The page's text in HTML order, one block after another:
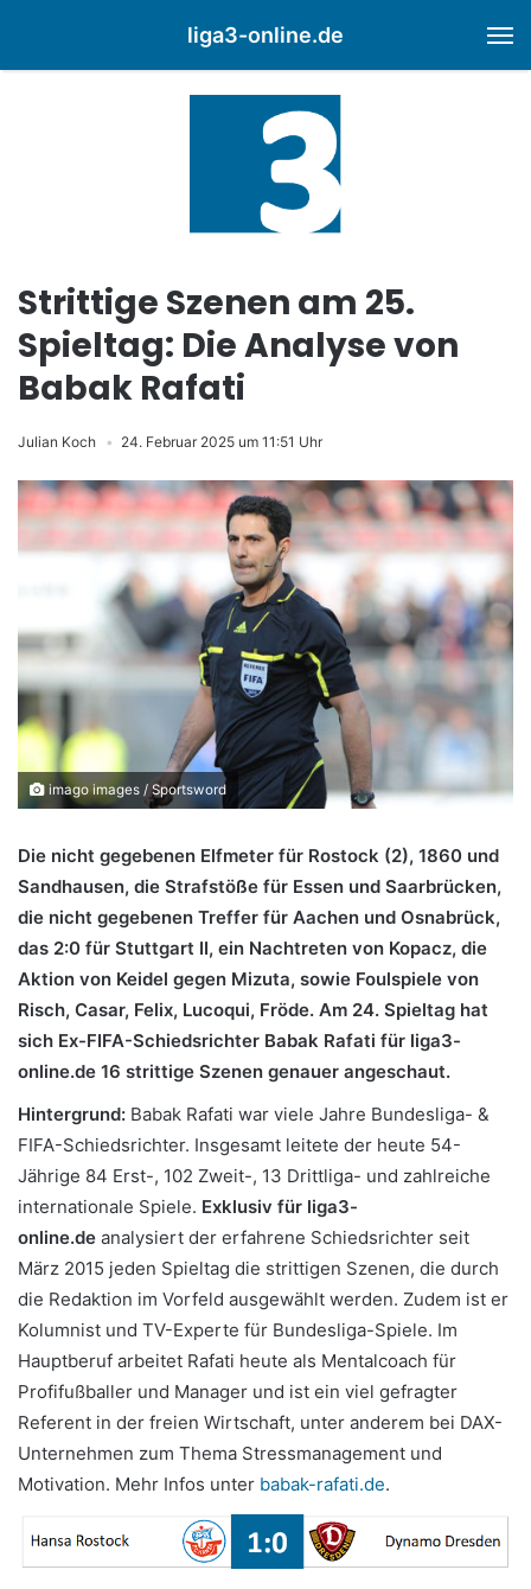
liga3-online.de
Strittige Szenen am 25.
Spieltag: Die Analyse von
Babak Rafati
Julian Koch 24. Februar 2025 um 11:51 Uhr
imago images / Sportsword
Die nicht gegebenen Elfmeter für Rostock (2), 1860 und
Sandhausen, die Strafstöße für Essen und Saarbrücken,
die nicht gegebenen Treffer für Aachen und Osnabrück,
das 2:0 für Stuttgart II, ein Nachtreten von Kopacz, die
Aktion von Keidel gegen Mizuta, sowie Foulspiele von
Risch, Casar, Felix, Lucoqui, Fröde. Am 24. Spieltag hat
sich Ex-FIFA-Schiedsrichter Babak Rafati für liga3-
online.de 16 strittige Szenen genauer angeschaut.
Hintergrund: Babak Rafati war viele Jahre Bundesliga- &
FIFA-Schiedsrichter. Insgesamt leitete der heute 54-
Jährige 84 Erst-, 102 Zweit-, 13 Drittliga- und zahlreiche
internationale Spiele. Exklusiv für liga3-
online.de analysiert der erfahrene Schiedsrichter seit
März 2015 jeden Spieltag die strittigen Szenen, die durch
die Redaktion im Vorfeld ausgewählt werden. Zudem ist er
Kolumnist und TV-Experte für Bundesliga-Spiele. Im
Hauptberuf arbeitet Rafati heute als Mentalcoach für
Profifußballer und Manager und ist ein viel gefragter
Referent in der freien Wirtschaft, unter anderem bei DAX-
Unternehmen zum Thema Stressmanagement und
Motivation. Mehr Infos unter babak-rafati.de.